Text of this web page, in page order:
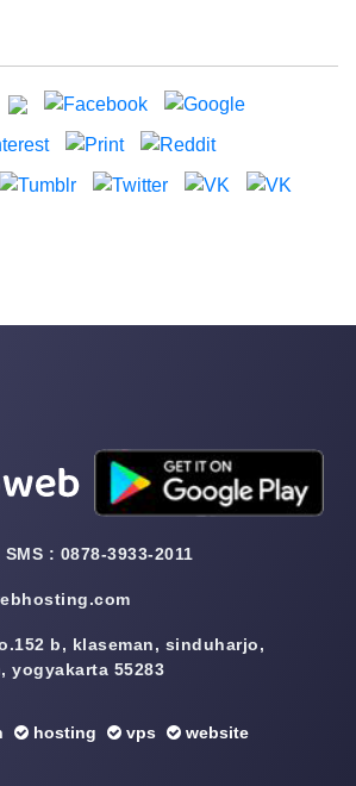
: 0878-3933-2011
b, klaseman, sinduharjo,
yogyakarta 55283
hosting vps website